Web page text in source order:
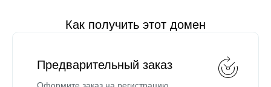
Как получить этот домен
Предварительный заказ